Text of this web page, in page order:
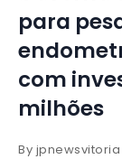
para
com
milhões
By jpnewsvitoria